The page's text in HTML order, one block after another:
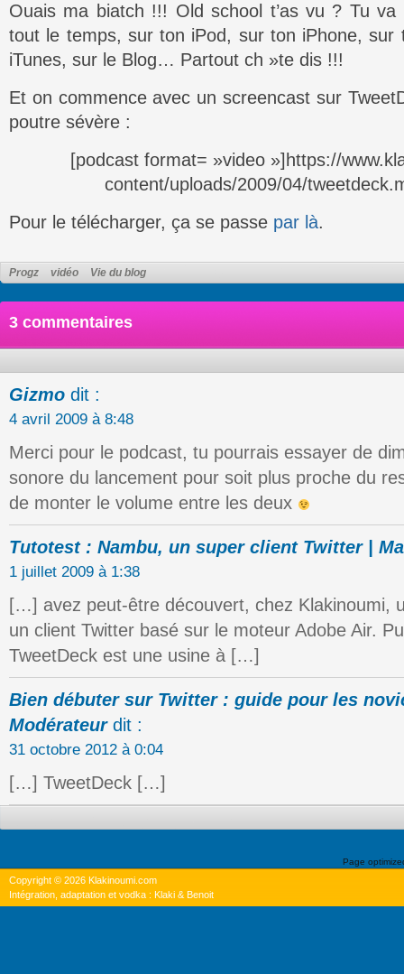
Ouais ma biatch !!! Old school t’as vu ? Tu va
tout le temps, sur ton iPod, sur ton iPhone,
iTunes, sur le Blog… Partout ch »te dis !!!
Et on commence avec un screencast sur
poutre sévère :
[podcast format= »video »]https://
content/uploads/2009/04/
Pour le télécharger, ça se passe par là.
Progz vidéo Vie du blog
3 commentaires
Gizmo dit :
4 avril 2009 à 8:48
Merci pour le podcast, tu pourrais essayer de
sonore du lancement pour soit plus proche du
de monter le volume entre les deux
Tutotest : Nambu, un super client Twitter |
1 juillet 2009 à 1:38
[…] avez peut-être découvert, chez Klakinoumi,
un client Twitter basé sur le moteur Adobe Air.
TweetDeck est une usine à […]
Bien débuter sur Twitter : guide pour les
Modérateur dit :
31 octobre 2012 à 0:04
[…] TweetDeck […]
Page
Copyright © 2026 Klakinoumi.com
Intégration, adaptation et vodka : Klaki & Benoit